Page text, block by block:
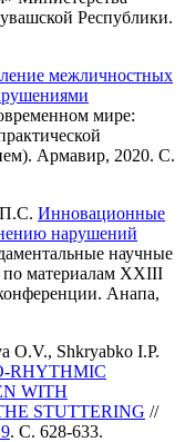
Республики.
межличностных
мире:
Армавир, 2020. С.
Инновационные
нарушений
научные
по материалам XXIII
Анапа,
O.V., Shkryabko I.P.
RHYTHMIC
WITH
STUTTERING //
. С. 628-633.